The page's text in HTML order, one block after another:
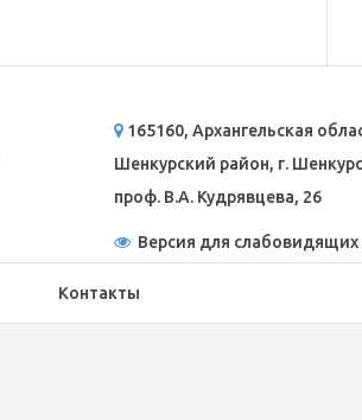
165160, Архангельская
Шенкурский район, г.
проф. В.А. Кудрявцева, 26
Версия для слабовидящих
Контакты